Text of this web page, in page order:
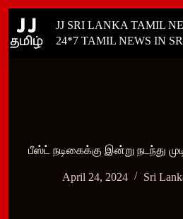
content
JJ SRI LANKA TAMIL
24*7 TAMIL NEWS IN
பீஸ்ட் நடிகைக்கு இன்று நடந்து
April 24, 2024 Sri